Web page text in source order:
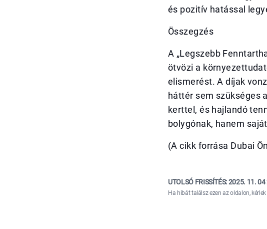
és pozitív hatással
Összegzés
A „Legszebb
ötvözi a
elismerést. A díjak
háttér sem szükséges
kerttel, és hajlandó
bolygónak, hanem
(A cikk forrása Dubai
UTOLSÓ FRISSÍTÉS:2025. 11. 04
Ha hibát találsz ezen az oldalon, kérlek